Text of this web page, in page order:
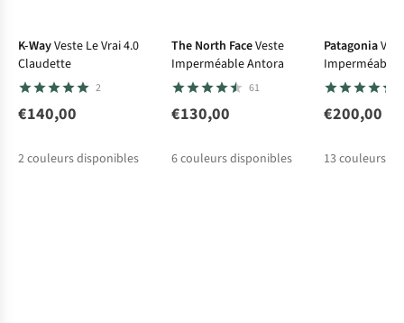
K-WayVeste Le Vrai 4.0
Claudette
2
€140,00
2couleurs disponibles
The North FaceVeste
Imperméable Antora
61
€130,00
6couleurs disponibles
Patagonia
Imperméable
Torrentshell
€200,00
13couleurs